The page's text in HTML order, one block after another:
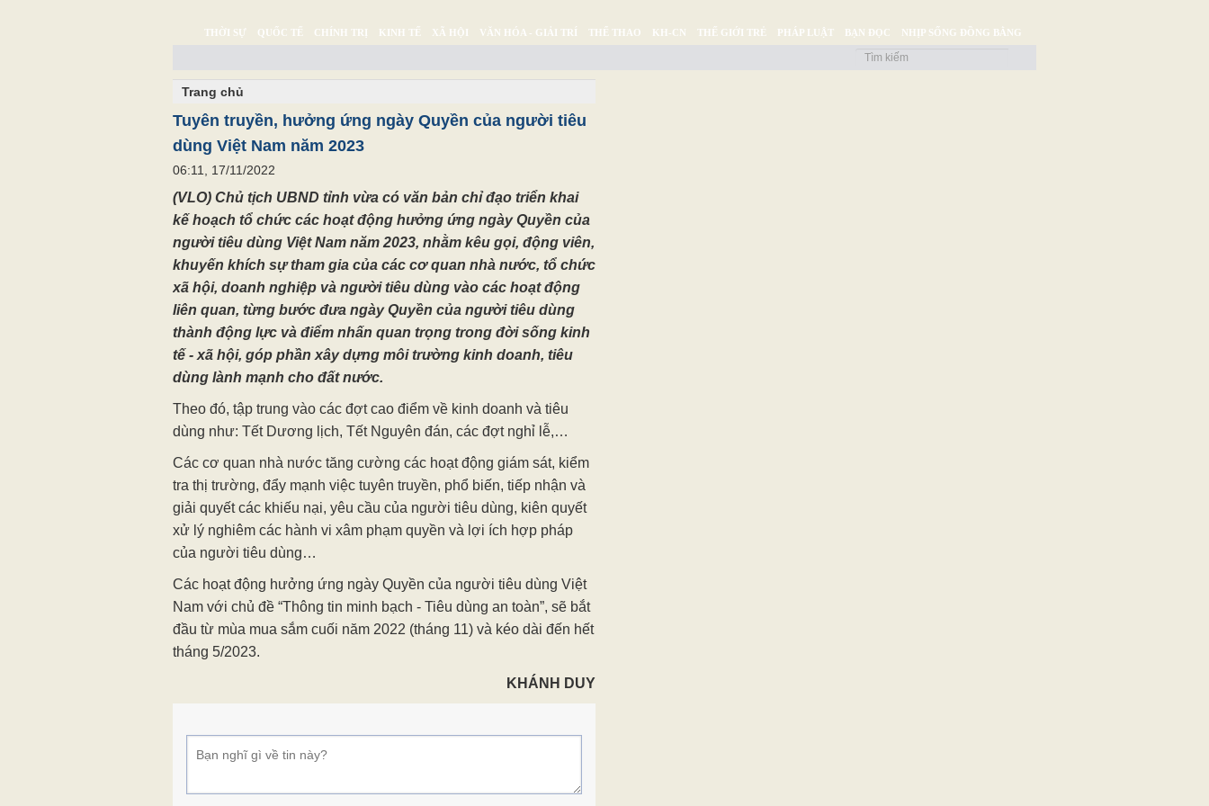
THỜI SỰ QUỐC TẾ CHÍNH TRỊ KINH TẾ XÃ HỘI VĂN HÓA - GIẢI TRÍ THỂ THAO KH-CN THẾ GIỚI TRẺ PHÁP LUẬT BẠN ĐỌC NHỊP SỐNG ĐỒNG BẰNG
Trang chủ
Tuyên truyền, hưởng ứng ngày Quyền của người tiêu
dùng Việt Nam năm 2023
06:11, 17/11/2022
(VLO) Chủ tịch UBND tỉnh vừa có văn bản chỉ đạo triển khai
kế hoạch tổ chức các hoạt động hưởng ứng ngày Quyền của
người tiêu dùng Việt Nam năm 2023, nhằm kêu gọi, động viên,
khuyến khích sự tham gia của các cơ quan nhà nước, tổ chức
xã hội, doanh nghiệp và người tiêu dùng vào các hoạt động
liên quan, từng bước đưa ngày Quyền của người tiêu dùng
thành động lực và điểm nhấn quan trọng trong đời sống kinh
tế - xã hội, góp phần xây dựng môi trường kinh doanh, tiêu
dùng lành mạnh cho đất nước.
Theo đó, tập trung vào các đợt cao điểm về kinh doanh và tiêu
dùng như: Tết Dương lịch, Tết Nguyên đán, các đợt nghỉ lễ,…
Các cơ quan nhà nước tăng cường các hoạt động giám sát, kiểm
tra thị trường, đẩy mạnh việc tuyên truyền, phổ biến, tiếp nhận và
giải quyết các khiếu nại, yêu cầu của người tiêu dùng, kiên quyết
xử lý nghiêm các hành vi xâm phạm quyền và lợi ích hợp pháp
của người tiêu dùng…
Các hoạt động hưởng ứng ngày Quyền của người tiêu dùng Việt
Nam với chủ đề “Thông tin minh bạch - Tiêu dùng an toàn”, sẽ bắt
đầu từ mùa mua sắm cuối năm 2022 (tháng 11) và kéo dài đến hết
tháng 5/2023.
KHÁNH DUY